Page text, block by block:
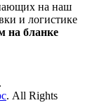
на наш
и логистике
на бланке
. All Rights